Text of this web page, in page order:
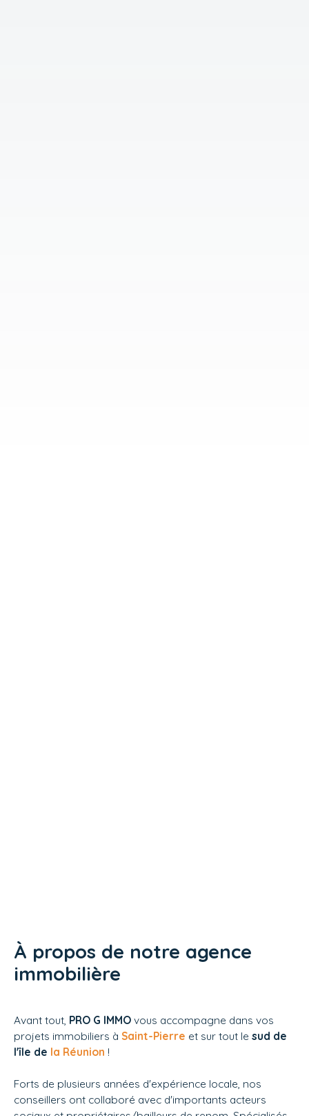
À propos de notre agence
immobilière
Avant tout, PRO G IMMO vous accompagne dans vos
projets immobiliers à Saint-Pierre et sur tout le sud de
l'île de la Réunion !
Forts de plusieurs années d'expérience locale, nos
conseillers ont collaboré avec d'importants acteurs